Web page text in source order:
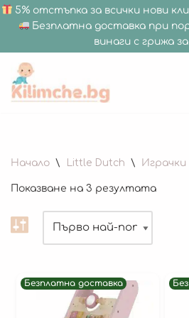
5% отстъпка за всички нови
Безплатна доставка при
винаги с грижа за
Продължете
120 х 180 см
120 x 120 см
Дебелина 2 СМ
Начало \ Little Dutch \
Показване на 3 резултата
Безплатна доставка